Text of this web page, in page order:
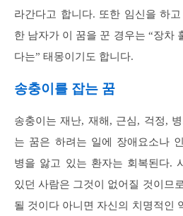
라간다고 합니다. 또한 임신을 하
한 남자가 이 꿈을 꾼 경우는 “장차
다는” 태몽이기도 합니다.
송충이를 잡는 꿈
송충이는 재난, 재해, 근심, 걱정,
는 꿈은 하려는 일에 장애요소나
병을 앓고 있는 환자는 회복된다.
있던 사람은 그것이 없어질 것이므
될 것이다 아니면 자신의 치명적인